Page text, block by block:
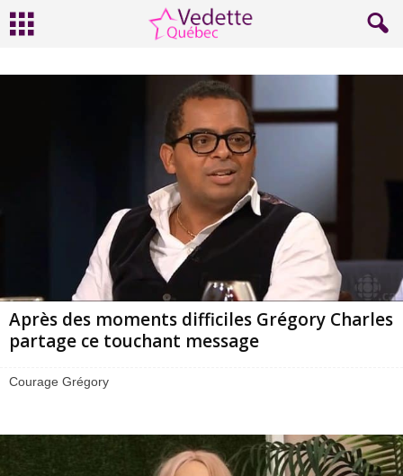
Après des moments difficiles Grégory Charles
partage ce touchant message
Courage Grégory